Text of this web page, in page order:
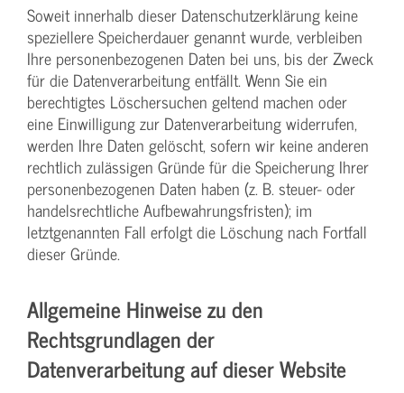
Soweit innerhalb dieser Datenschutzerklärung keine
speziellere Speicherdauer genannt wurde, verbleiben
Ihre personenbezogenen Daten bei uns, bis der Zweck
für die Datenverarbeitung entfällt. Wenn Sie ein
berechtigtes Löschersuchen geltend machen oder
eine Einwilligung zur Datenverarbeitung widerrufen,
werden Ihre Daten gelöscht, sofern wir keine anderen
rechtlich zulässigen Gründe für die Speicherung Ihrer
personenbezogenen Daten haben (z. B. steuer- oder
handelsrechtliche Aufbewahrungsfristen); im
letztgenannten Fall erfolgt die Löschung nach Fortfall
dieser Gründe.
Allgemeine Hinweise zu den
Rechtsgrundlagen der
Datenverarbeitung auf dieser Website